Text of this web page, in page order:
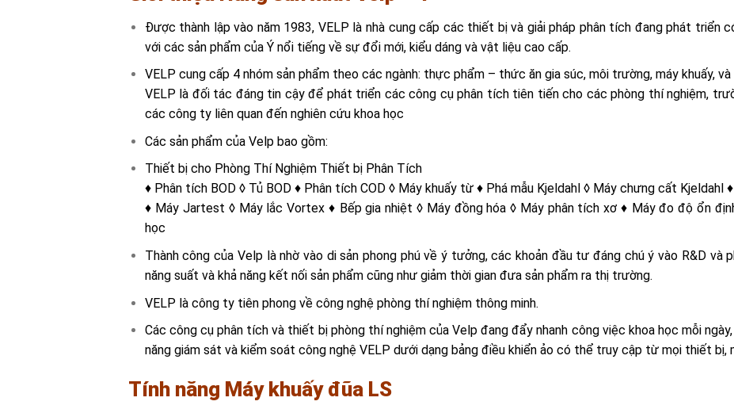
Được thành lập vào năm 1983, VELP là nhà cung cấp các thiết bị và giải pháp phân tích đang phát triển
với các sản phẩm của Ý nổi tiếng về sự đổi mới, kiểu dáng và vật liệu cao cấp.
VELP cung cấp 4 nhóm sản phẩm theo các ngành: thực phẩm – thức ăn gia súc, môi trường, máy khuấy,
VELP là đối tác đáng tin cậy để phát triển các công cụ phân tích tiên tiến cho các phòng thí nghiệm,
các công ty liên quan đến nghiêncứu khoa học
Các sản phẩm của Velp bao gồm:
Thiết bị cho Phòng Thí Nghiệm Thiết bị Phân Tích
♦ Phân tích BOD ◊ Tủ BOD ♦ Phân tích COD ◊ Máy khuấy từ ♦ Phá mẫu Kjeldahl ◊ Máy chưng cất Kjeldahl
♦ Máy Jartest ◊ Máy lắc Vortex ♦ Bếp gia nhiệt ◊ Máy đồng hóa ◊ Máy phân tích xơ ♦ Máy đo độ ổn
học
Thành công của Velp là nhờ vào di sản phong phú về ý tưởng, các khoản đầu tư đáng chú ý vào R&D và
năng suất và khả năng kết nối sản phẩm cũng như giảm thời gian đưa sản phẩm ra thị trường.
VELP là công ty tiên phong về công nghệ phòng thí nghiệm thông minh.
Các công cụ phân tích và thiết bị phòng thí nghiệm của Velp đang đẩy nhanh công việc khoa học mỗi
năng giám sát và kiểm soát công nghệ VELP dưới dạng bảng điều khiển ảo có thể truy cập từ mọi thiết bị,
Tính năng Máy khuấy đũa LS